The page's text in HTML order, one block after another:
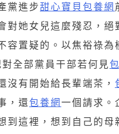
黨進步甜心寶貝包養網
對她女兒這麼殘忍，絕
容置疑的。以焦裕祿
全部黨員干部若何見
沒有開始給長輩端茶，
，還包養網 一個請求。
到這裡，想到自己的